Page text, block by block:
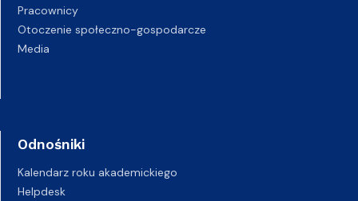
Pracownicy
Otoczenie społeczno-gospodarcze
Media
Odnośniki
Kalendarz roku akademickiego
Helpdesk